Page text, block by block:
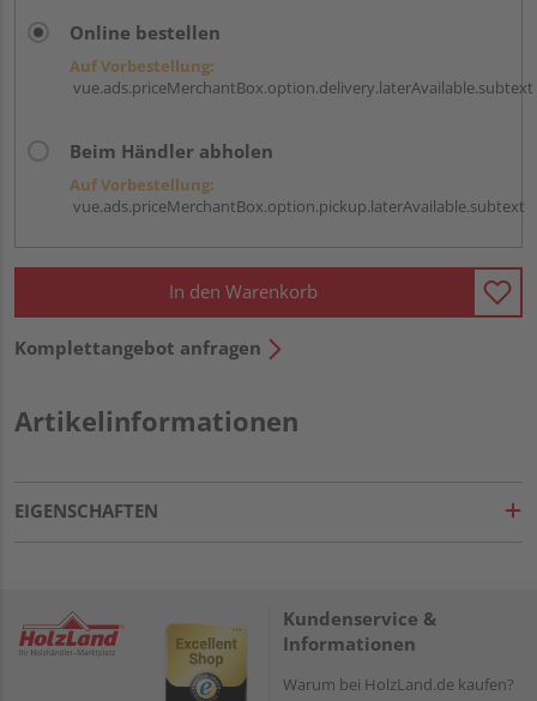
Online bestellen
Auf Vorbestellung:
vue.ads.priceMerchantBox.option.delivery.laterAvailable.subtext
Beim Händler abholen
Auf Vorbestellung:
vue.ads.priceMerchantBox.option.pickup.laterAvailable.subtext
In den Warenkorb
Komplettangebot anfragen
Artikelinformationen
EIGENSCHAFTEN
Kundenservice &
Informationen
Warum bei HolzLand.de kaufen?